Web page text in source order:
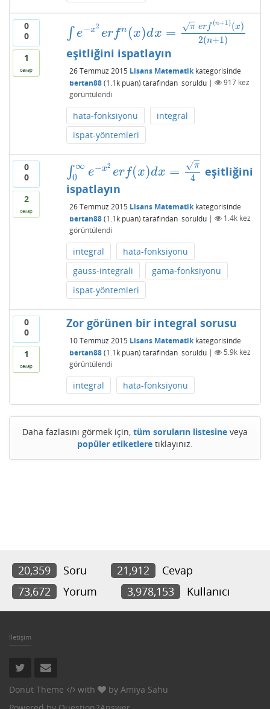
0
0
1
cevap
∫ e−x2
erfn (x)dx = π
√ er f (n+1)(x)
2(n+1)
∫e −x2e rfn(x)dx=πerf (n+ 1)(x)2(n+1)
eşitliğini ispatlayın
26 Temmuz 2015 Lisans Matematikkategorisinde
bertan88 (1.1kpuan) tarafından soruldu | 917kez
görüntülendi
hata-fonksiyonu
integral
ispat-yöntemleri
0
0
2
cevap
∫ ∞
0
e−x2
erf(x)dx = π
√
4
∫0∞e−x2erf(x)dx=π4
eşitliğini
ispatlayın
26 Temmuz 2015 Lisans Matematikkategorisinde
bertan88 (1.1kpuan) tarafından soruldu | 1.4kkez
görüntülendi
integral
hata-fonksiyonu
gauss-integrali
gama-fonksiyonu
ispat-yöntemleri
0
0
1
cevap
Zor görünen bir integral sorusu
10 Temmuz 2015 Lisans Matematikkategorisinde
bertan88 (1.1kpuan) tarafından soruldu | 5.9kkez
görüntülendi
integral hata-fonksiyonu
Daha fazlasını görmek için, tüm soruların listesine veya
popüler etiketlere tıklayınız.
20,359 Soru 21,912
Cevap
73,672
Yorum 3,978,153 Kullanıcı
İletişim
Donut Theme with by Amiya Sahu